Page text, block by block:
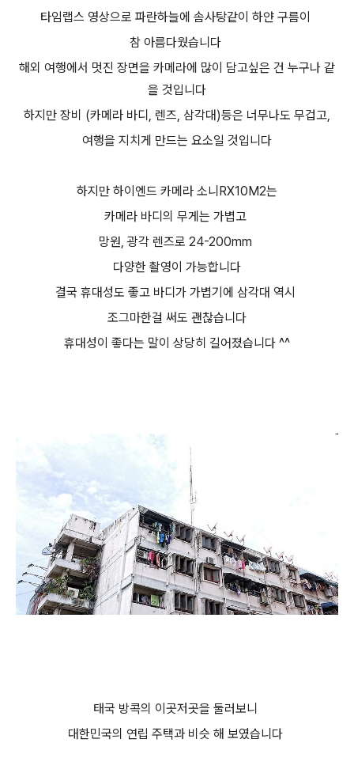
타임랩스 영상으로 파란하늘에 솜사탕같이 하얀 구름이
참 아름다웠습니다
해외 여행에서 멋진 장면을 카메라에 많이 담고싶은 건 누구나 같
을 것입니다
하지만 장비 (카메라 바디, 렌즈, 삼각대)등은 너무나도 무겁고,
여행을 지치게 만드는 요소일 것입니다
하지만 하이엔드 카메라 소니RX10M2는
카메라 바디의 무게는 가볍고
망원, 광각 렌즈로 24-200mm
다양한 촬영이 가능합니다
결국 휴대성도 좋고 바디가 가볍기에 삼각대 역시
조그마한걸 써도 괜찮습니다
휴대성이 좋다는 말이 상당히 길어졌습니다 ^^
태국 방콕의 이곳저곳을 둘러보니
대한민국의 연립 주택과 비슷 해 보였습니다